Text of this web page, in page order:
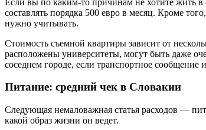
составлять порядка 500 евро в месяц. Кроме
нужно учитывать.
Стоимость съемной квартиры зависит от
расположены университеты, могут быть даже
соседнем городе, если транспортное сообщение
Питание: средний чек в Словакии
Следующая немаловажная статья расходов —
какой образ жизни он ведет.